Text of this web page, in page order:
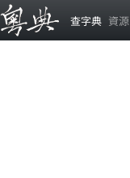
查字典 資源